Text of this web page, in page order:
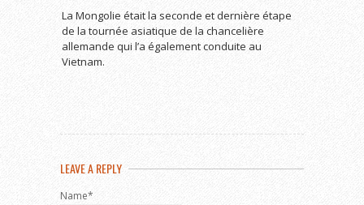
La Mongolie était la seconde et dernière étape
de la tournée asiatique de la chancelière
allemande qui l’a également conduite au
Vietnam.
LEAVE A REPLY
Name*